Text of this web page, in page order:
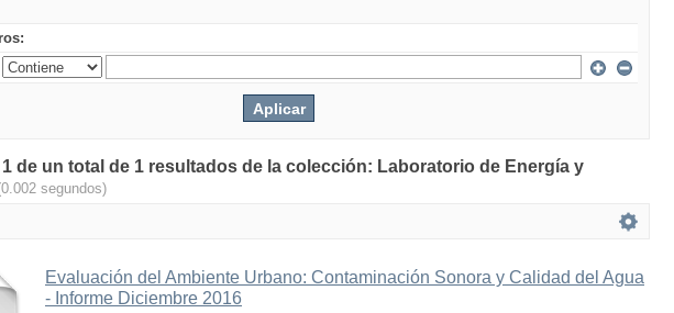
de un total de 1 resultados de la colección: Laboratorio de Energía y
segundos)
Evaluación del Ambiente Urbano: Contaminación Sonora y Calidad del Agua
- Informe Diciembre 2016